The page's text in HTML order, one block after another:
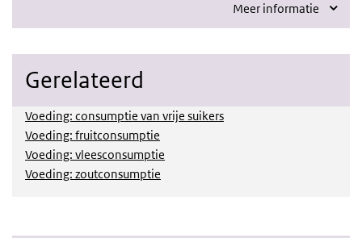
Meer informatie
Gerelateerd
Voeding: consumptie van vrije suikers
Voeding: fruitconsumptie
Voeding: vleesconsumptie
Voeding: zoutconsumptie